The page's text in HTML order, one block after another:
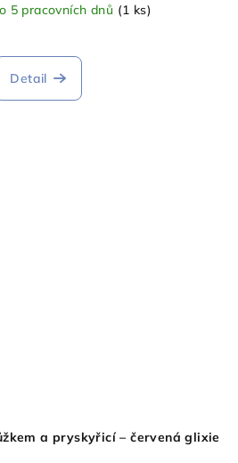
5 pracovních dnů (1 ks)
Detail
a pryskyřicí – červená glixie